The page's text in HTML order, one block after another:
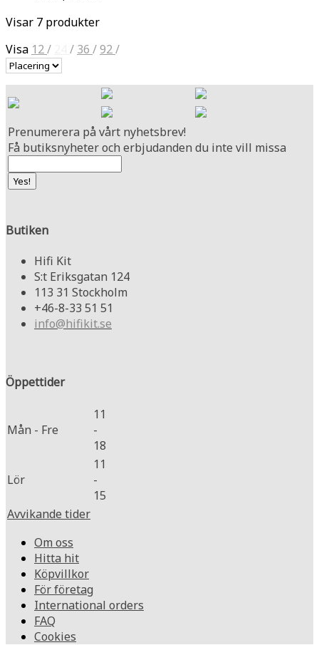
Visar 7 produkter
Visa 12/ / 36 /92/
Prenumerera på vårt nyhetsbrev!
Få butiksnyheter och erbjudanden du inte vill missa
Butiken
Hifi Kit
S:t Eriksgatan 124
113 31 Stockholm
+46-8-33 51 51
info@hifikit.se
Öppettider
Mån - Fre
11
-
18
Lör
11
-
15
Avvikande tider
Om oss
Hitta hit
Köpvillkor
För företag
International orders
FAQ
Cookies